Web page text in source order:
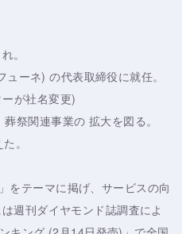
。
ーネ) の代表取締役に就任。
が社名変更)
祭関連事業の 拡大を図る。
。
をテーマに掲げ、サービスの向
週刊ダイヤモンド誌調査によ